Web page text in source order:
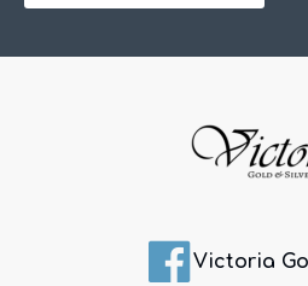
Victoria